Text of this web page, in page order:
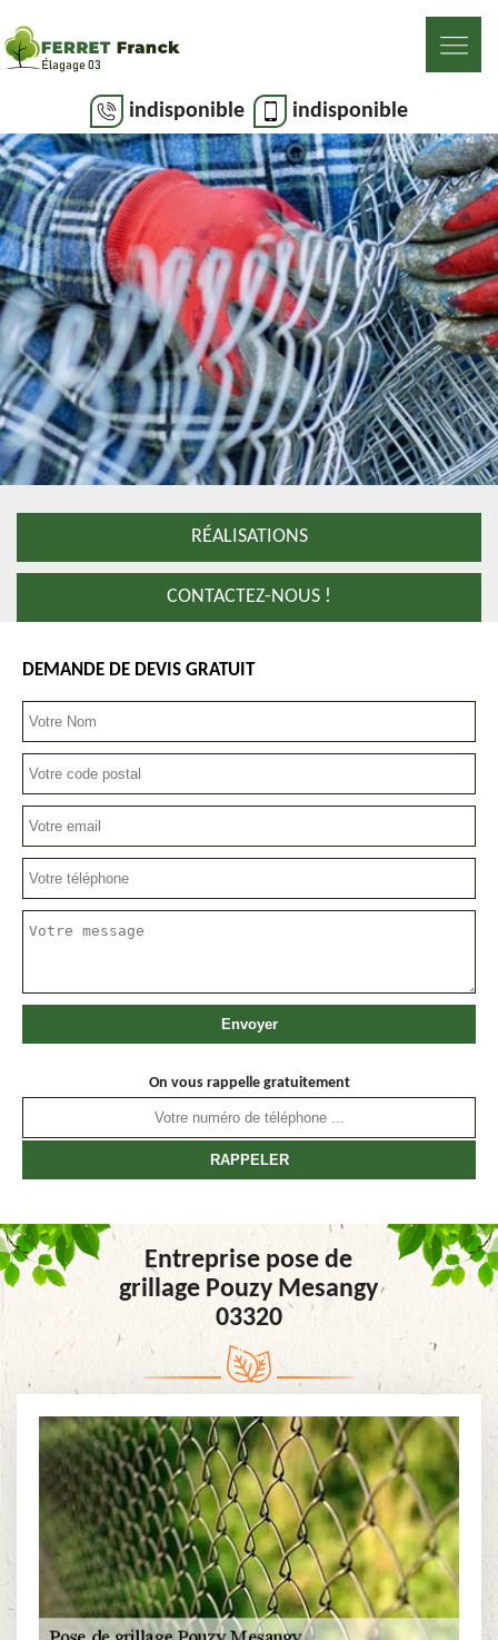
indisponible indisponible
RÉALISATIONS
CONTACTEZ-NOUS !
DEMANDE DE DEVIS GRATUIT
On vous rappelle gratuitement
Entreprise pose de
grillage Pouzy Mesangy
03320